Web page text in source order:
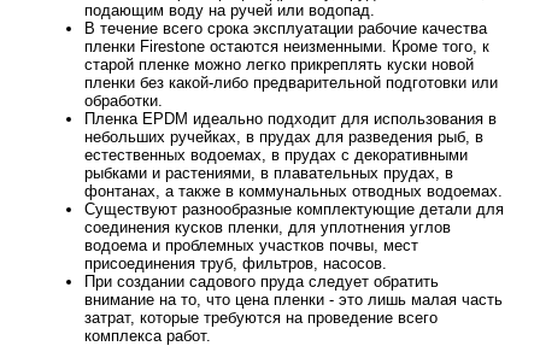
подающим воду на ручей или водопад.
В течение всего срока эксплуатации рабочие качества
пленки Firestone остаются неизменными. Кроме того, к
старой пленке можно легко прикреплять куски новой
пленки без какой-либо предварительной подготовки или
обработки.
Пленка EPDM идеально подходит для использования в
небольших ручейках, в прудах для разведения рыб, в
естественных водоемах, в прудах с декоративными
рыбками и растениями, в плавательных прудах, в
фонтанах, а также в коммунальных отводных водоемах.
Существуют разнообразные комплектующие детали для
соединения кусков пленки, для уплотнения углов
водоема и проблемных участков почвы, мест
присоединения труб, фильтров, насосов.
При создании садового пруда следует обратить
внимание на то, что цена пленки - это лишь малая часть
затрат, которые требуются на проведение всего
комплекса работ.